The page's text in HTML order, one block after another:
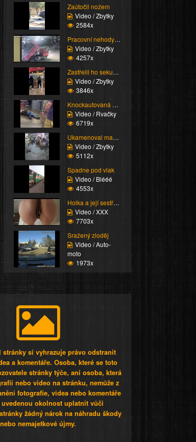
Zaútočil nožem
Video / Zbytky
2584x
Pracovní nehody (Kompi...
Video / Zbytky
4257x
Zastřelil ho sekuriťák
Video / Zbytky
3846x
Knockautovaná čúza
Video / Rvačky
6719x
Ukamenoval manželku
Video / Zbytky
5112x
Spadne pod vlak
Video / Blééé
4553x
Holka a její sestřih c...
Video / XXX
7703x
Sražený zloděj
Video / Auto-
moto
1973x
stránky si vyhrazuje právo odstranit
a komentáře. Osoba, které se toto
stránky týče, ani osoba, která
nebo video na stránku, nemůže z
fotografie, videa nebo komentáře
okolnost uplatnit vůči
žádný nárok na náhradu škody
nebo nemajetkové újmy.